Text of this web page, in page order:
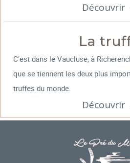
Découvrir
La
C’est dans le Vaucluse, à
que se tiennent les deux plus
truffes du monde.
Découvrir